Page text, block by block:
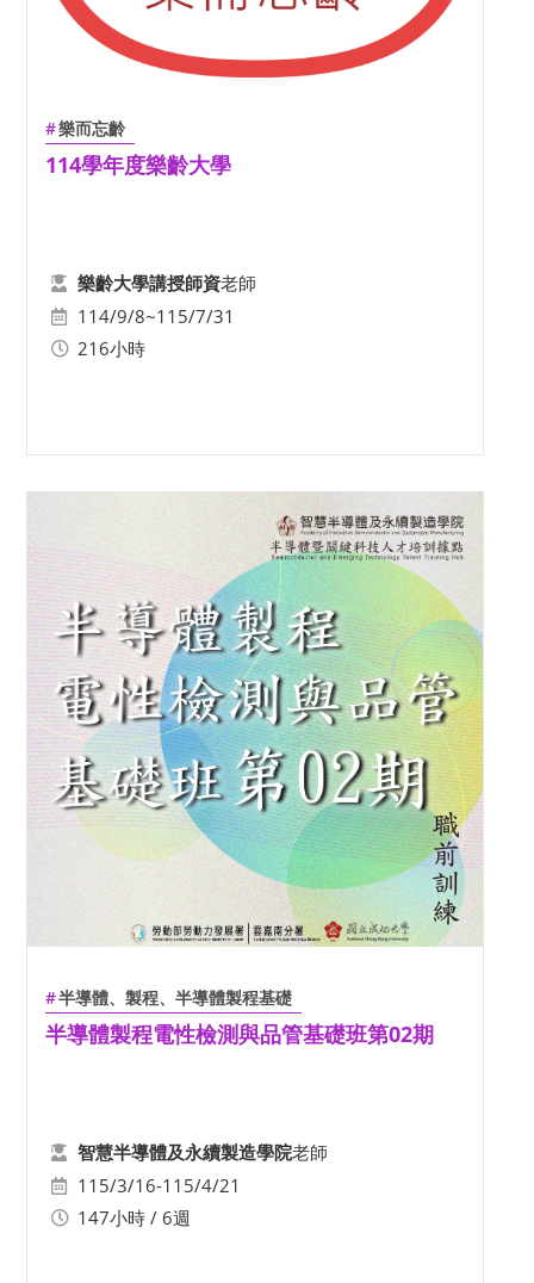
樂而忘齡
114學年度樂齡大學
樂齡大學講授師資老師
114/9/8~115/7/31
216小時
半導體、製程、半導體製程基礎
半導體製程電性檢測與品管基礎班第02期
智慧半導體及永續製造學院老師
115/3/16-115/4/21
147小時 / 6週